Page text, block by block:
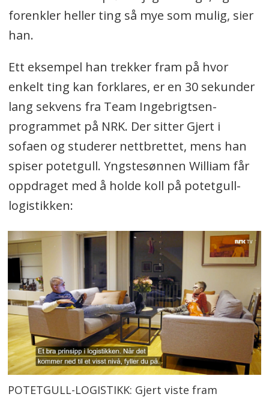
forenkler heller ting så mye som mulig, sier
han.
Ett eksempel han trekker fram på hvor
enkelt ting kan forklares, er en 30 sekunder
lang sekvens fra Team Ingebrigtsen-
programmet på NRK. Der sitter Gjert i
sofaen og studerer nettbrettet, mens han
spiser potetgull. Yngstesønnen William får
oppdraget med å holde koll på potetgull-
logistikken:
POTETGULL-LOGISTIKK: Gjert viste fram